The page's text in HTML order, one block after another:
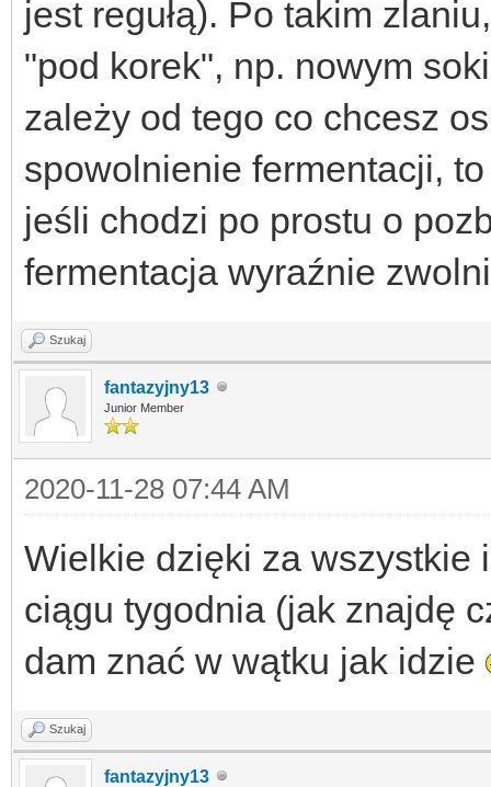
jest regułą). Po takim
"pod korek", np. nowym
zależy od tego co chcesz
spowolnienie fermentacji,
jeśli chodzi po prostu o
fermentacja wyraźnie
Szukaj
fantazyjny13
Junior Member
2020-11-28 07:44 AM
Wielkie dzięki za wszystkie
ciągu tygodnia (jak znajdę
dam znać w wątku jak idzie
Szukaj
fantazyjny13